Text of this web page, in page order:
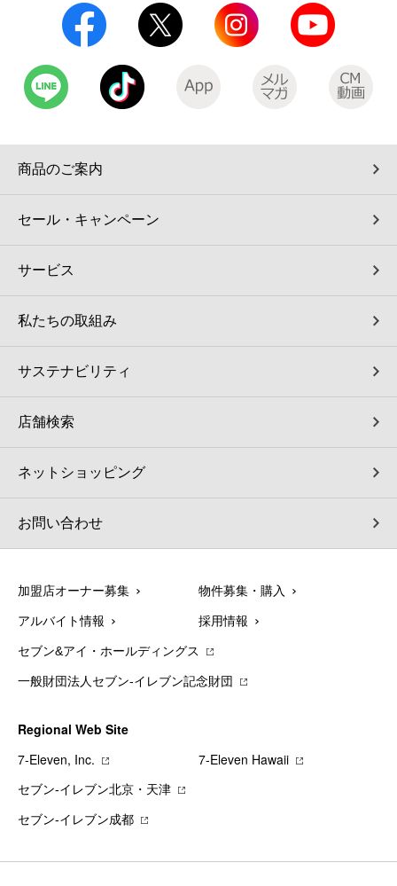
商品のご案内
セール・キャンペーン
サービス
私たちの取組み
サステナビリティ
店舗検索
ネットショッピング
お問い合わせ
加盟店オーナー募集 物件募集・購入
アルバイト情報 採用情報
セブン&アイ・ホールディングス
一般財団法人セブン-イレブン記念財団
Regional Web Site
7‐Eleven, Inc.
7‐Eleven Hawaii
セブン‐イレブン北京・天津
セブン‐イレブン成都